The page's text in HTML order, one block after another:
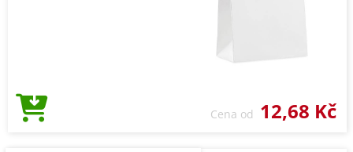
Cena od 12,68 Kč